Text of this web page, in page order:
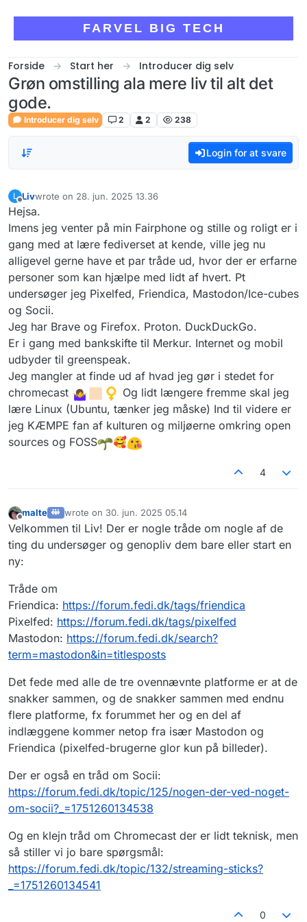
FARVEL BIG TECH
Forside Start her Introducer dig selv
Grøn omstilling ala mere liv til alt det
gode.
Introducer dig selv 2 2 238
Login for at svare
L
Offline
Livwrote on 28. jun. 2025 13.36
sidst redigeret af
Hejsa.
Imens jeg venter på min Fairphone og stille og roligt er i
gang med at lære fediverset at kende, ville jeg nu
alligevel gerne have et par tråde ud, hvor der er erfarne
personer som kan hjælpe med lidt af hvert. Pt
undersøger jeg Pixelfed, Friendica, Mastodon/Ice-cubes
og Socii.
Jeg har Brave og Firefox. Proton. DuckDuckGo.
Er i gang med bankskifte til Merkur. Internet og mobil
udbyder til greenspeak.
Jeg mangler at finde ud af hvad jeg gør i stedet for
chromecast
️ Og lidt længere fremme skal jeg
lære Linux (Ubuntu, tænker jeg måske) Ind til videre er
jeg KÆMPE fan af kulturen og miljøerne omkring open
sources og FOSS
🥰
4
Offline
malte wrote on 30. jun. 2025 05.14
sidst redigeret af
Velkommen til Liv! Der er nogle tråde om nogle af de
ting du undersøger og genopliv dem bare eller start en
ny:
Tråde om
Friendica: https://forum.fedi.dk/tags/friendica
Pixelfed: https://forum.fedi.dk/tags/pixelfed
Mastodon: https://forum.fedi.dk/search?
term=mastodon&in=titlesposts
Det fede med alle de tre ovennævnte platforme er at de
snakker sammen, og de snakker sammen med endnu
flere platforme, fx forummet her og en del af
indlæggene kommer netop fra især Mastodon og
Friendica (pixelfed-brugerne glor kun på billeder).
Der er også en tråd om Socii:
https://forum.fedi.dk/topic/125/nogen-der-ved-noget-
om-socii?_=1751260134538
Og en klejn tråd om Chromecast der er lidt teknisk, men
så stiller vi jo bare spørgsmål:
https://forum.fedi.dk/topic/132/streaming-sticks?
_=1751260134541
0